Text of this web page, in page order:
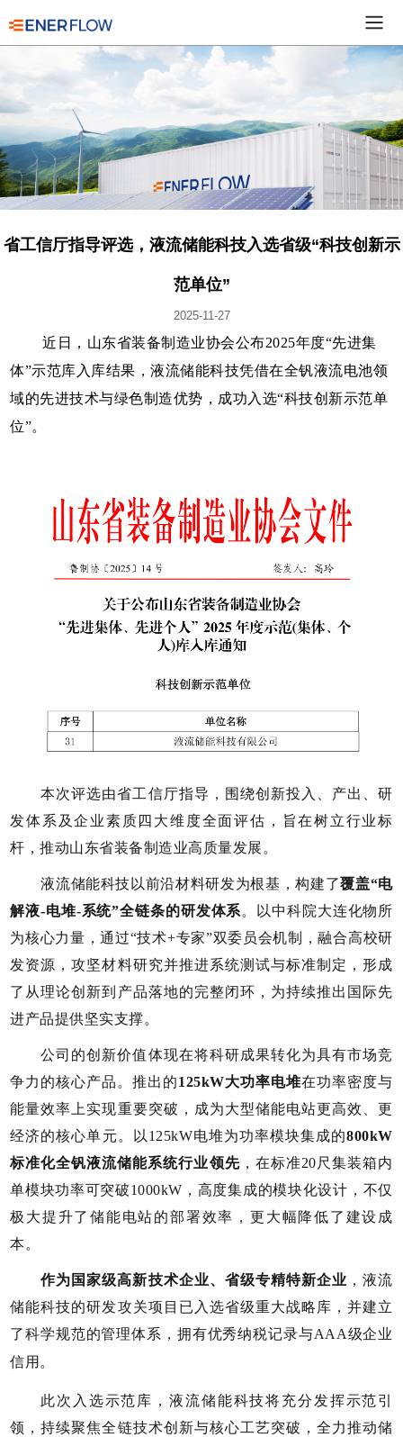
省工信厅指导评选，液流储能科技入选省级“科技创新示
范单位”
2025-11-27
近日，山东省装备制造业协会公布2025年度“先进集
体”示范库入库结果，液流储能科技凭借在全钒液流电池领
域的先进技术与绿色制造优势，成功入选“科技创新示范单
位”。
本次评选由省工信厅指导，围绕创新投入、产出、研
发体系及企业素质四大维度全面评估，旨在树立行业标
杆，推动山东省装备制造业高质量发展。
液流储能科技以前沿材料研发为根基，构建了覆盖“电
解液-电堆-系统”全链条的研发体系。以中科院大连化物所
为核心力量，通过“技术+专家”双委员会机制，融合高校研
发资源，攻坚材料研究并推进系统测试与标准制定，形成
了从理论创新到产品落地的完整闭环，为持续推出国际先
进产品提供坚实支撑。
公司的创新价值体现在将科研成果转化为具有市场竞
争力的核心产品。推出的125kW大功率电堆在功率密度与
能量效率上实现重要突破，成为大型储能电站更高效、更
经济的核心单元。以125kW电堆为功率模块集成的800kW
标准化全钒液流储能系统行业领先，在标准20尺集装箱内
单模块功率可突破1000kW，高度集成的模块化设计，不仅
极大提升了储能电站的部署效率，更大幅降低了建设成
本。
作为国家级高新技术企业、省级专精特新企业 ，液流
储能科技的研发攻关项目已入选省级重大战略库，并建立
了科学规范的管理体系， 拥有优秀纳税记录与AAA级企业
信用。
此次入选示范库，液流储能科技将充分发挥示范引
领，持续聚焦全链技术创新与核心工艺突破，全力推动储